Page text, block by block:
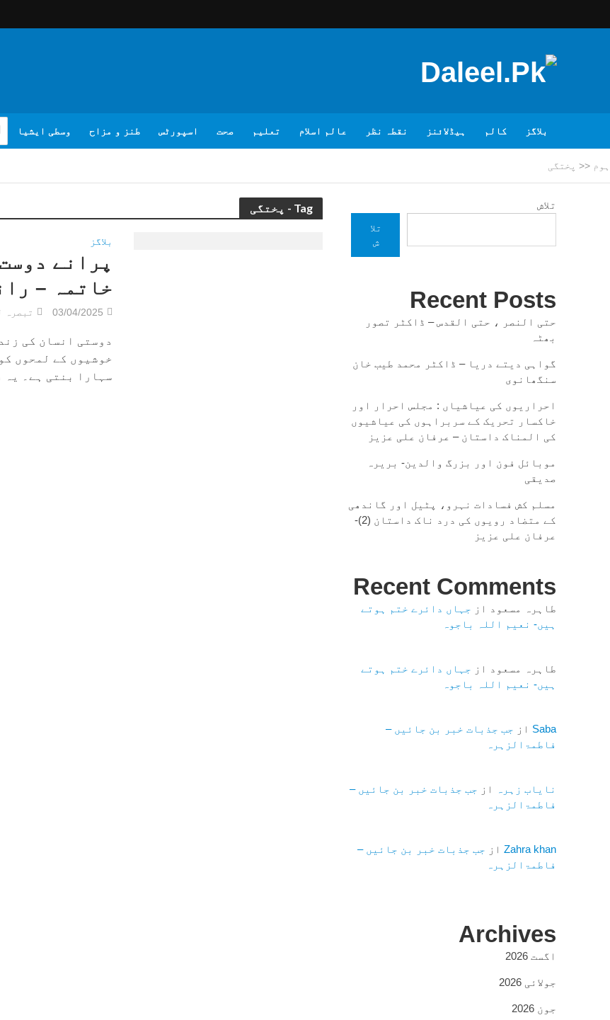
بلاگز کالم ہیڈلائنز نقطہ نظر عالم اسلام تعلیم صحت اسپورٹس طنز و مزاح وسطی ایشیا
ہوم << پختگی
Tag - پختگی
بلاگز
پرانے
خاتمہ –
03/04/2025 تبصرہ
دوستی انسان کی
خوشیوں کے لمحوں
سہارا بنتی ہے۔ یہ
تلاش
تلا
ش
Recent Posts
حتی النصر ، حتی القدس – ڈاکٹر تصور
بھٹہ
گواہی دیتے دریا – ڈاکٹر محمد طیب خان
سنگھانوی
احراریوں کی عیاشیاں : مجلس احرار اور
خاکسار تحریک کے سربراہوں کی عیاشیوں
کی المناک داستان – عرفان علی عزیز
موبائل فون اور بزرگ والدین- بریرہ
صدیقی
مسلم کش فسادات نہرو، پٹیل اور گاندھی
کے متضاد رویوں کی درد ناک داستان (2)-
عرفان علی عزیز
Recent Comments
طاہرہ مسعود از جہاں دائرے ختم ہوتے
ہیں- نعیم اللہ باجوہ
طاہرہ مسعود از جہاں دائرے ختم ہوتے
ہیں- نعیم اللہ باجوہ
Saba از جب جذبات خبر بن جائیں –
فاطمۃالزہرہ
نایاب زہرہ از جب جذبات خبر بن جائیں –
فاطمۃالزہرہ
Zahra khanاز جب جذبات خبر بن جائیں –
فاطمۃالزہرہ
Archives
اگست 2026
جولائی 2026
جون 2026